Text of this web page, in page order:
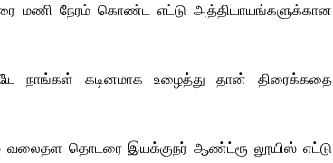
மணி நேரம் கொண்ட எட்டு அத்தியாயங்களுக்கான
நாங்கள் கடினமாக உழைத்து தான் திரைக்கதை
வலைதள தொடரை இயக்குநர் ஆண்ட்ரூ லூயிஸ் எட்டு